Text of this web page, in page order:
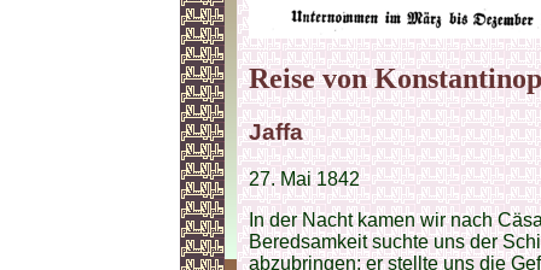
Reise von
Jaffa
27. Mai 1842
In der Nacht kamen wir nach
Beredsamkeit suchte uns der
abzubringen; er stellte uns die